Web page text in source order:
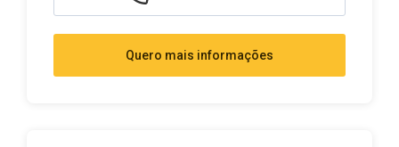
Quero mais informações